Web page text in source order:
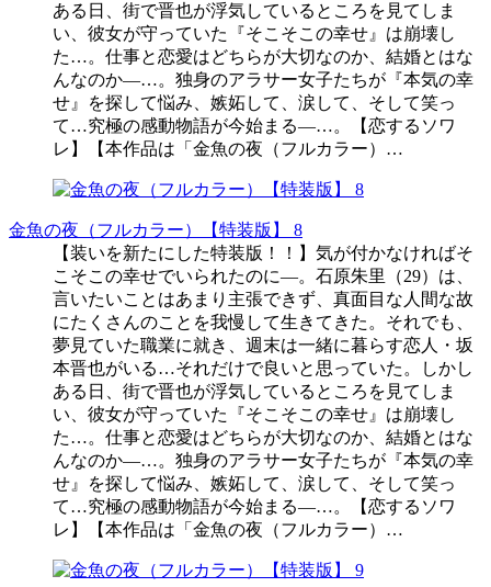
ある日、街で晋也が浮気しているところを見てしま
い、彼女が守っていた『そこそこの幸せ』は崩壊し
た…。仕事と恋愛はどちらが大切なのか、結婚とはな
んなのか―…。独身のアラサー女子たちが『本気の幸
せ』を探して悩み、嫉妬して、涙して、そして笑っ
て…究極の感動物語が今始まる―…。【恋するソワ
レ】【本作品は「金魚の夜（フルカラー）…
金魚の夜（フルカラー）【特装版】 8
【装いを新たにした特装版！！】気が付かなければそ
こそこの幸せでいられたのに―。石原朱里（29）は、
言いたいことはあまり主張できず、真面目な人間な故
にたくさんのことを我慢して生きてきた。それでも、
夢見ていた職業に就き、週末は一緒に暮らす恋人・坂
本晋也がいる…それだけで良いと思っていた。しかし
ある日、街で晋也が浮気しているところを見てしま
い、彼女が守っていた『そこそこの幸せ』は崩壊し
た…。仕事と恋愛はどちらが大切なのか、結婚とはな
んなのか―…。独身のアラサー女子たちが『本気の幸
せ』を探して悩み、嫉妬して、涙して、そして笑っ
て…究極の感動物語が今始まる―…。【恋するソワ
レ】【本作品は「金魚の夜（フルカラー）…